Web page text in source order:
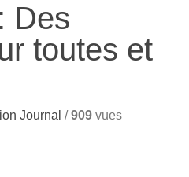
Des
toutes et
Journal /909 vues